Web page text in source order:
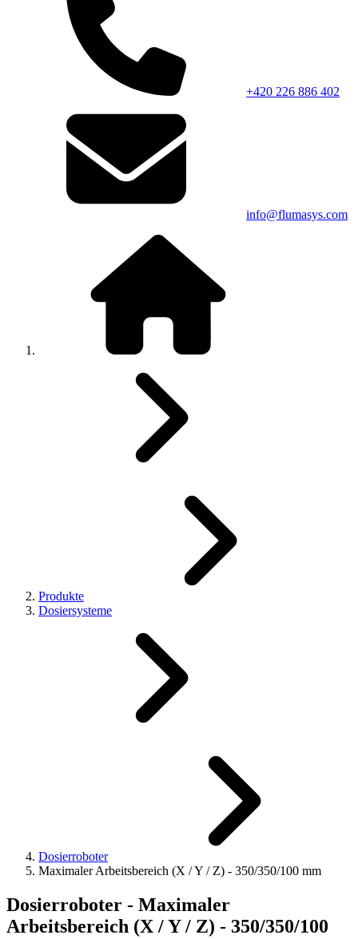
+420 226 886 402
info@flumasys.com
Produkte
Dosiersysteme
Dosierroboter
Maximaler Arbeitsbereich (X / Y / Z) - 350/350/100 mm
Dosierroboter - Maximaler
Arbeitsbereich (X / Y / Z) - 350/350/100